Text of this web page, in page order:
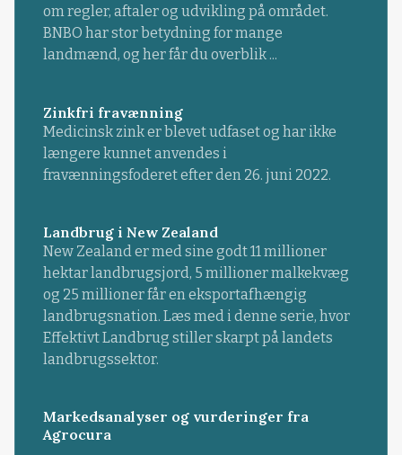
om regler, aftaler og udvikling på området.
BNBO har stor betydning for mange
landmænd, og her får du overblik ...
Zinkfri fravænning
Medicinsk zink er blevet udfaset og har ikke
længere kunnet anvendes i
fravænningsfoderet efter den 26. juni 2022.
Landbrug i New Zealand
New Zealand er med sine godt 11 millioner
hektar landbrugsjord, 5 millioner malkekvæg
og 25 millioner får en eksportafhængig
landbrugsnation. Læs med i denne serie, hvor
Effektivt Landbrug stiller skarpt på landets
landbrugssektor.
Markedsanalyser og vurderinger fra
Agrocura